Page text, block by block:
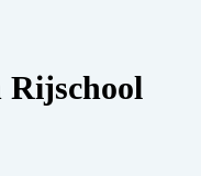
Rijschool